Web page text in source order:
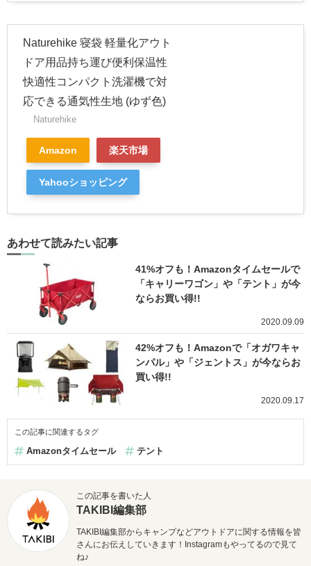
Naturehike 寝袋 軽量化アウト
ドア用品持ち運び便利保温性
快適性コンパクト洗濯機で対
応できる通気性生地 (ゆず色)
Naturehike
Amazon 楽天市場
Yahooショッピング
あわせて読みたい記事
41%オフも！Amazonタイムセールで
「キャリーワゴン」や「テント」が今
ならお買い得!!
2020.09.09
42%オフも！Amazonで「オガワキャ
ンパル」や「ジェントス」が今ならお
買い得!!
2020.09.17
この記事に関連するタグ
Amazonタイムセール テント
この記事を書いた人
TAKIBI編集部
TAKIBI編集部からキャンプなどアウトドアに関する情報を皆
さんにお伝えしていきます！Instagramもやってるので見て
ね♪